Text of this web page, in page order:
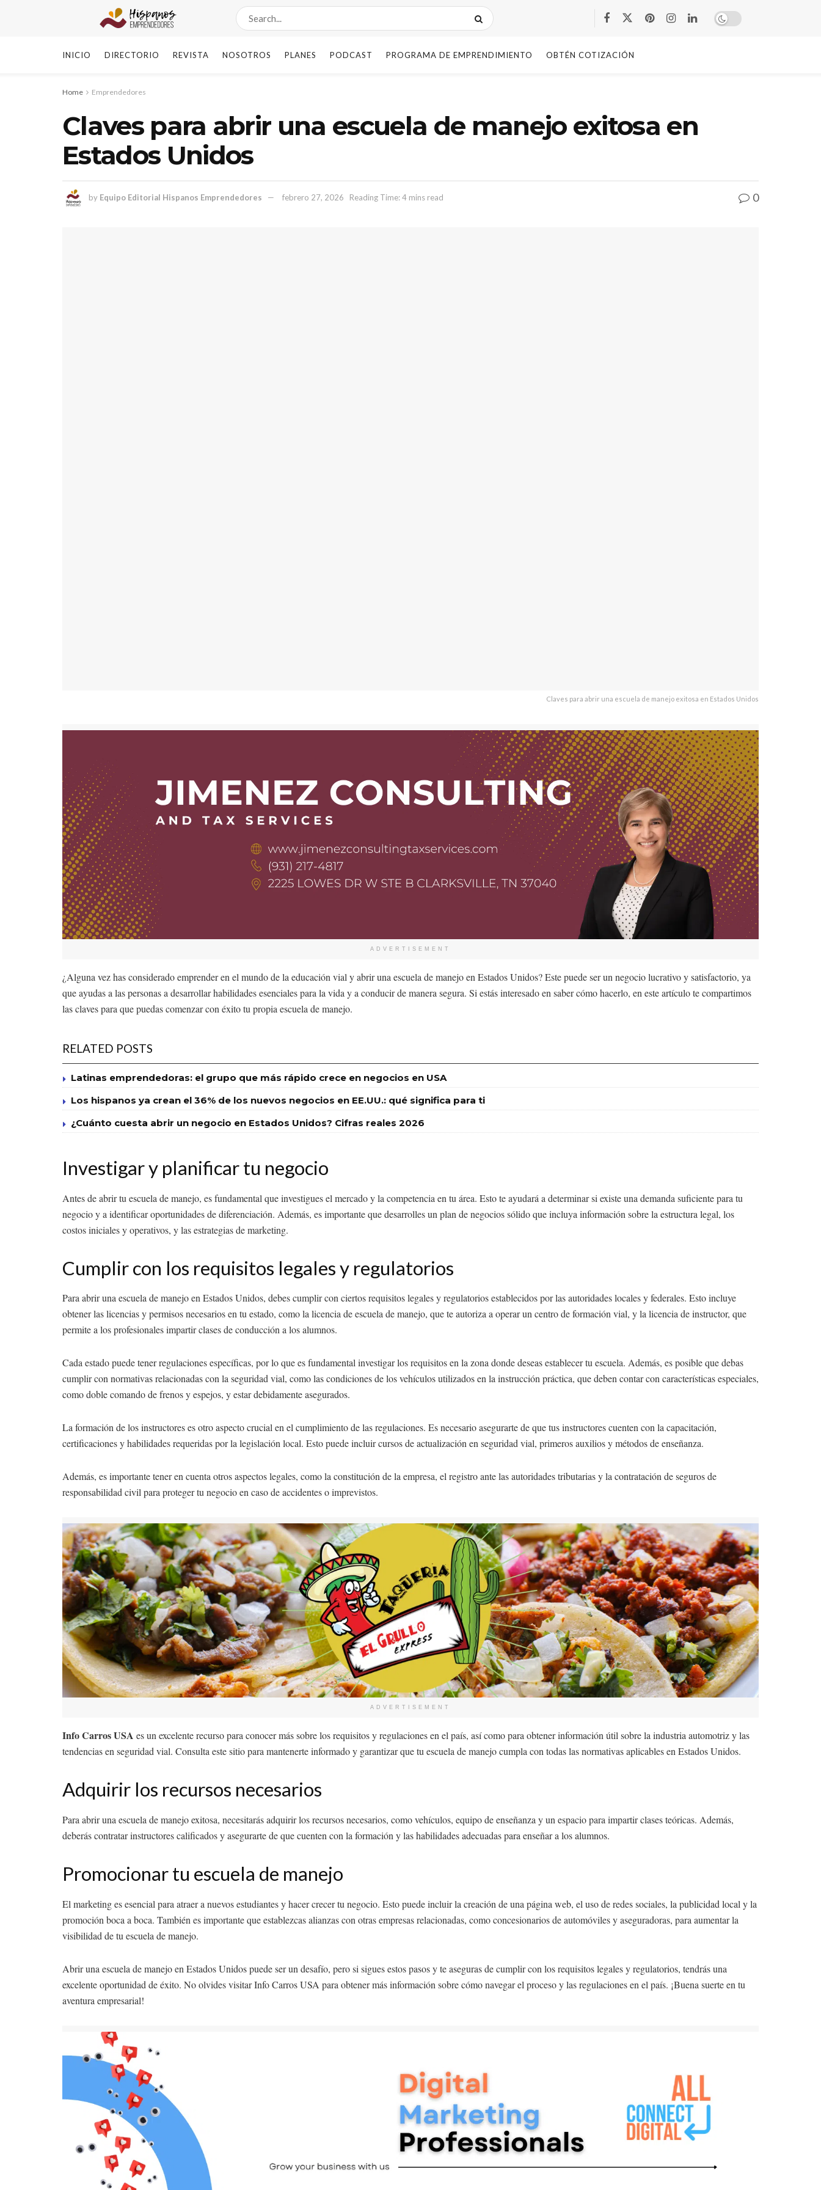
INICIO DIRECTORIO REVISTA NOSOTROS PLANES PODCAST PROGRAMA DE EMPRENDIMIENTO OBTÉN COTIZACIÓN
Home Emprendedores
Claves para abrir una escuela de manejo exitosa en
Estados Unidos
by Equipo Editorial Hispanos Emprendedores febrero 27, 2026 Reading Time: 4 mins read 0
Claves para abrir una escuela de manejo exitosa en Estados Unidos
ADVERTISEMENT
¿Alguna vez has considerado emprender en el mundo de la educación vial y abrir una escuela de manejo en Estados Unidos? Este puede ser un negocio lucrativo y satisfactorio, ya
que ayudas a las personas a desarrollar habilidades esenciales para la vida y a conducir de manera segura. Si estás interesado en saber cómo hacerlo, en este artículo te compartimos
las claves para que puedas comenzar con éxito tu propia escuela de manejo.
RELATED POSTS
Latinas emprendedoras: el grupo que más rápido crece en negocios en USA
Los hispanos ya crean el 36% de los nuevos negocios en EE.UU.: qué significa para ti
¿Cuánto cuesta abrir un negocio en Estados Unidos? Cifras reales 2026
Investigar y planificar tu negocio
Antes de abrir tu escuela de manejo, es fundamental que investigues el mercado y la competencia en tu área. Esto te ayudará a determinar si existe una demanda suficiente para tu
negocio y a identificar oportunidades de diferenciación. Además, es importante que desarrolles un plan de negocios sólido que incluya información sobre la estructura legal, los
costos iniciales y operativos, y las estrategias de marketing.
Cumplir con los requisitos legales y regulatorios
Para abrir una escuela de manejo en Estados Unidos, debes cumplir con ciertos requisitos legales y regulatorios establecidos por las autoridades locales y federales. Esto incluye
obtener las licencias y permisos necesarios en tu estado, como la licencia de escuela de manejo, que te autoriza a operar un centro de formación vial, y la licencia de instructor, que
permite a los profesionales impartir clases de conducción a los alumnos.
Cada estado puede tener regulaciones específicas, por lo que es fundamental investigar los requisitos en la zona donde deseas establecer tu escuela. Además, es posible que debas
cumplir con normativas relacionadas con la seguridad vial, como las condiciones de los vehículos utilizados en la instrucción práctica, que deben contar con características especiales,
como doble comando de frenos y espejos, y estar debidamente asegurados.
La formación de los instructores es otro aspecto crucial en el cumplimiento de las regulaciones. Es necesario asegurarte de que tus instructores cuenten con la capacitación,
certificaciones y habilidades requeridas por la legislación local. Esto puede incluir cursos de actualización en seguridad vial, primeros auxilios y métodos de enseñanza.
Además, es importante tener en cuenta otros aspectos legales, como la constitución de la empresa, el registro ante las autoridades tributarias y la contratación de seguros de
responsabilidad civil para proteger tu negocio en caso de accidentes o imprevistos.
ADVERTISEMENT
Info Carros USA es un excelente recurso para conocer más sobre los requisitos y regulaciones en el país, así como para obtener información útil sobre la industria automotriz y las
tendencias en seguridad vial. Consulta este sitio para mantenerte informado y garantizar que tu escuela de manejo cumpla con todas las normativas aplicables en Estados Unidos.
Adquirir los recursos necesarios
Para abrir una escuela de manejo exitosa, necesitarás adquirir los recursos necesarios, como vehículos, equipo de enseñanza y un espacio para impartir clases teóricas. Además,
deberás contratar instructores calificados y asegurarte de que cuenten con la formación y las habilidades adecuadas para enseñar a los alumnos.
Promocionar tu escuela de manejo
El marketing es esencial para atraer a nuevos estudiantes y hacer crecer tu negocio. Esto puede incluir la creación de una página web, el uso de redes sociales, la publicidad local y la
promoción boca a boca. También es importante que establezcas alianzas con otras empresas relacionadas, como concesionarios de automóviles y aseguradoras, para aumentar la
visibilidad de tu escuela de manejo.
Abrir una escuela de manejo en Estados Unidos puede ser un desafío, pero si sigues estos pasos y te aseguras de cumplir con los requisitos legales y regulatorios, tendrás una
excelente oportunidad de éxito. No olvides visitar Info Carros USA para obtener más información sobre cómo navegar el proceso y las regulaciones en el país. ¡Buena suerte en tu
aventura empresarial!